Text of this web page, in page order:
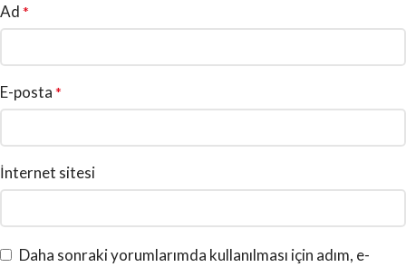
Ad *
E-posta *
İnternet sitesi
Daha sonraki yorumlarımda kullanılması için adım, e-